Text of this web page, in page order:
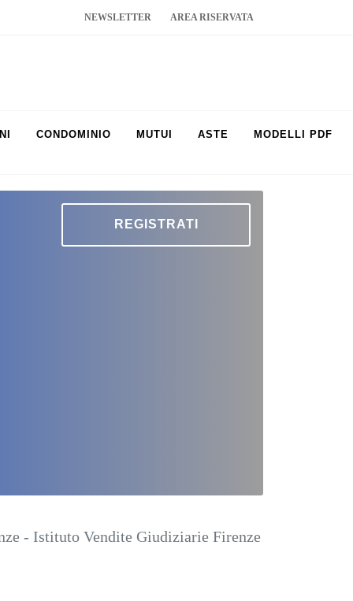
NEWSLETTER AREA RISERVATA
CONDOMINIO MUTUI ASTE MODELLI PDF
REGISTRATI
- Istituto Vendite Giudiziarie Firenze